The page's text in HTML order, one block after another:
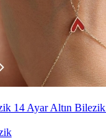
14 Ayar Altın Bilezik